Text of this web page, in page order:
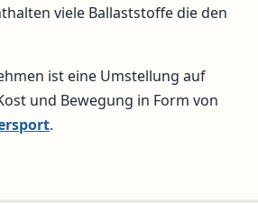
viele Ballaststoffe die den
ist eine Umstellung auf
und Bewegung in Form von
.